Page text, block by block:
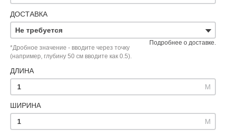
ДОСТАВКА
Не требуется
Подробнее о доставке.
*Дробное значение - вводите через точку
(например, глубину 50 см вводите как 0.5).
ДЛИНА
M
ШИРИНА
M